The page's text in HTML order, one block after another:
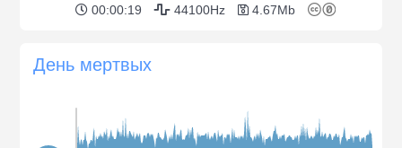
00:00:19 44100Hz 4.67Mb
День мертвых